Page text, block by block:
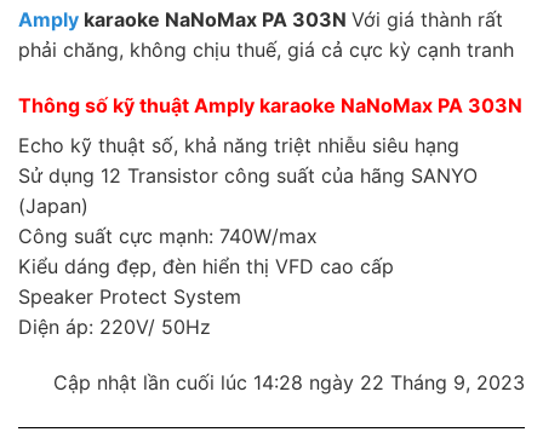
Amply karaoke NaNoMax PA 303N Với giá thành rất
phải chăng, không chịu thuế, giá cả cực kỳ cạnh tranh
Thông số kỹ thuật Amply karaoke NaNoMax PA 303N
Echo kỹ thuật số, khả năng triệt nhiễu siêu hạng
Sử dụng 12 Transistor công suất của hãng SANYO
(Japan)
Công suất cực mạnh: 740W/max
Kiểu dáng đẹp, đèn hiển thị VFD cao cấp
Speaker Protect System
Diện áp: 220V/ 50Hz
Cập nhật lần cuối lúc 14:28 ngày 22 Tháng 9, 2023